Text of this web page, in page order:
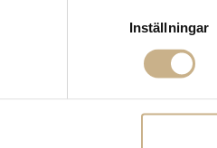
Inställningar